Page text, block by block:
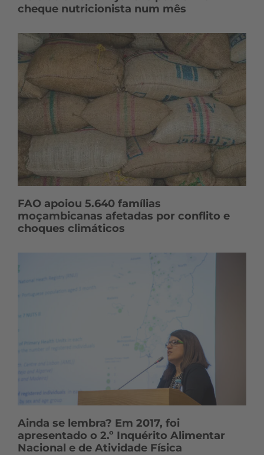
cheque nutricionista num mês
FAO apoiou 5.640 famílias
moçambicanas afetadas por conflito e
choques climáticos
Ainda se lembra? Em 2017, foi
apresentado o 2.º Inquérito Alimentar
Nacional e de Atividade Física